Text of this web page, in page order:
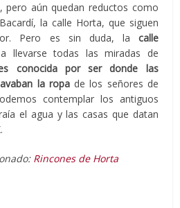
pero aún quedan reductos como
la calle Horta, que siguen
Pero es sin duda, la calle
llevarse todas las miradas de
conocida por ser donde las
la ropade los señores de
contemplar los antiguos
el agua y las casas que datan
Rincones de Horta